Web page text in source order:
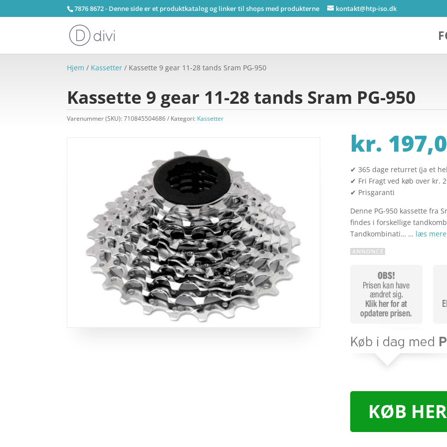
7876 8672 - Denne side er et produktkatalog og linker til shops med produkterne kontakt@htp-iso.dk
Hjem / Kassetter / Kassette 9 gear 11-28 tands Sram PG-950
Kassette 9 gear 11-28 tands Sram PG-950
Varenummer (SKU):710845504686 Kategori: Kassetter
kr.
✔ 365 dage returret (ja et
✔ Fri Fragt ved køb over kr.
✔ Prisgaranti
Denne PG-950 kassette fra
findes i forskellige
Tandkombinati… … læs
KØB HER